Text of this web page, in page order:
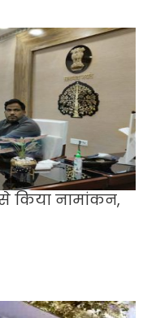
किया नामांकन,